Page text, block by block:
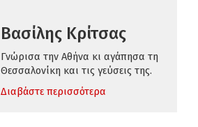
Βασίλης Κρίτσας
Γνώρισα την Αθήνα κι αγάπησα τη
Θεσσαλονίκη και τις γεύσεις της.
Διαβάστε περισσότερα